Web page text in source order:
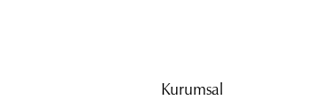
Kurumsal